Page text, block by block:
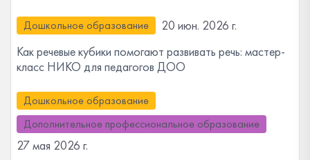
Дошкольное образование
20 июн. 2026 г.
Как речевые кубики помогают развивать речь: мастер-
класс НИКО для педагогов ДОО
Дошкольное образование
Дополнительное профессиональное образование
27 мая 2026 г.